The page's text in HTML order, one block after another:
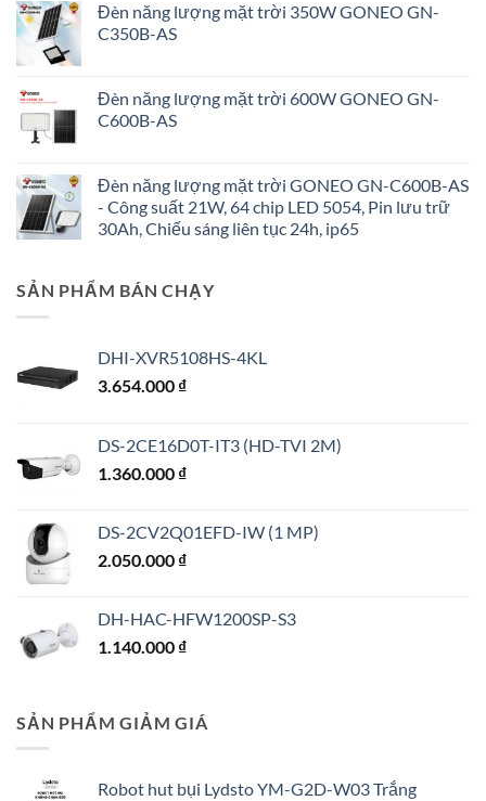
Đèn năng lượng mặt trời 350W GONEO GN-
C350B-AS
Đèn năng lượng mặt trời 600W GONEO GN-
C600B-AS
Đèn năng lượng mặt trời GONEO GN-C600B-AS
- Công suất 21W, 64 chip LED 5054, Pin lưu trữ
30Ah, Chiếu sáng liên tục 24h, ip65
SẢN PHẨM BÁN CHẠY
DHI-XVR5108HS-4KL
3.654.000 ₫
DS-2CE16D0T-IT3 (HD-TVI 2M)
1.360.000 ₫
DS-2CV2Q01EFD-IW (1 MP)
2.050.000 ₫
DH-HAC-HFW1200SP-S3
1.140.000 ₫
SẢN PHẨM GIẢM GIÁ
Robot hut bụi Lydsto YM-G2D-W03 Trắng